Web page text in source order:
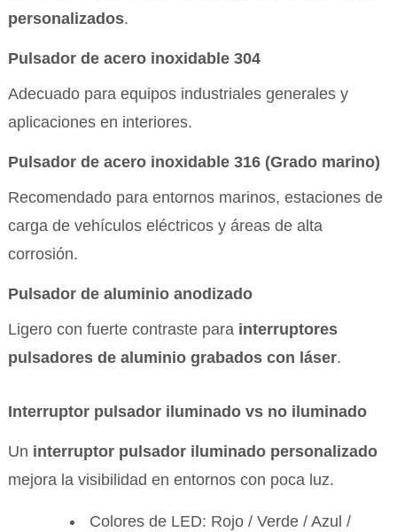
personalizados.
Pulsador de acero inoxidable 304
Adecuado para equipos industriales generales y
aplicaciones en interiores.
Pulsador de acero inoxidable 316 (Grado marino)
Recomendado para entornos marinos, estaciones de
carga de vehículos eléctricos y áreas de alta
corrosión.
Pulsador de aluminio anodizado
Ligero con fuerte contraste para interruptores
pulsadores de aluminio grabados con láser.
Interruptor pulsador iluminado vs no iluminado
Un interruptor pulsador iluminado personalizado
mejora la visibilidad en entornos con poca luz.
Colores de LED: Rojo / Verde / Azul /